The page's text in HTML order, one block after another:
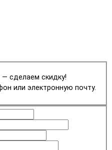
— сделаем скидку!
или электронную почту.